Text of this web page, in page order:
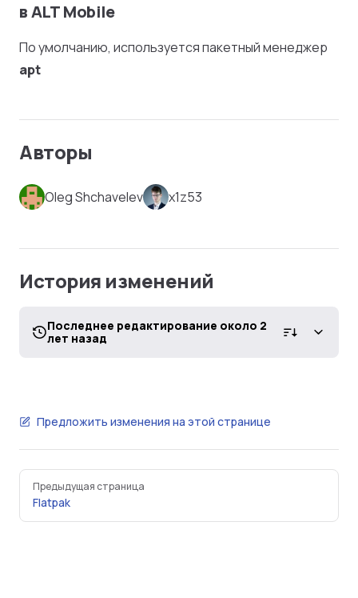
в ALT Mobile
По умолчанию, используется пакетный менеджер
apt
Авторы
Oleg Shchavelev x1z53
История изменений
Последнее редактирование около 2
лет назад
Предложить изменения на этой странице
PagerПредыдущая страница
Flatpak